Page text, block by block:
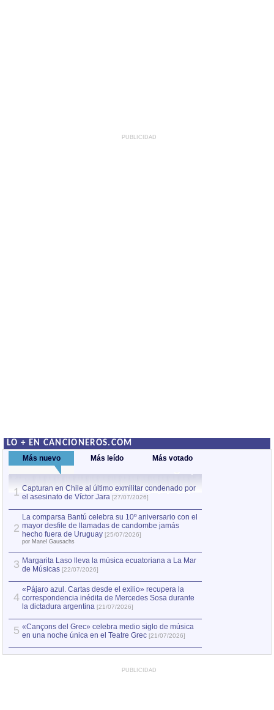
PUBLICIDAD
LO + EN CANCIONEROS.COM
Más nuevo Más leído Más votado
1 Capturan en Chile al último exmilitar condenado por
el asesinato de Víctor Jara [27/07/2026]
2
La comparsa Bantú celebra su 10º aniversario con el
mayor desfile de llamadas de candombe jamás
hecho fuera de Uruguay [25/07/2026]
por Manel Gausachs
3 Margarita Laso lleva la música ecuatoriana a La Mar
de Músicas [22/07/2026]
4
«Pájaro azul. Cartas desde el exilio» recupera la
correspondencia inédita de Mercedes Sosa durante
la dictadura argentina [21/07/2026]
5 «Cançons del Grec» celebra medio siglo de música
en una noche única en el Teatre Grec [21/07/2026]
PUBLICIDAD